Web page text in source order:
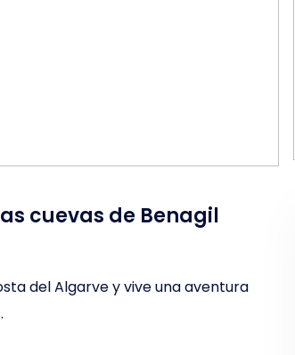
cuevas de Benagil
del Algarve y vive una aventura